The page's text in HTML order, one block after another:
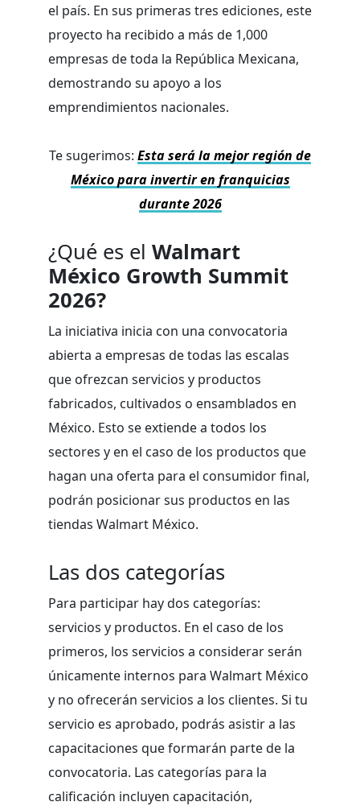
el país. En sus primeras tres ediciones, este
proyecto ha recibido a más de 1,000
empresas de toda la República Mexicana,
demostrando su apoyo a los
emprendimientos nacionales.
Te sugerimos: Esta será la mejor región de
México para invertir en franquicias
durante 2026
¿Qué es el Walmart
México Growth Summit
2026?
La iniciativa inicia con una convocatoria
abierta a empresas de todas las escalas
que ofrezcan servicios y productos
fabricados, cultivados o ensamblados en
México. Esto se extiende a todos los
sectores y en el caso de los productos que
hagan una oferta para el consumidor final,
podrán posicionar sus productos en las
tiendas Walmart México.
Las dos categorías
Para participar hay dos categorías:
servicios y productos. En el caso de los
primeros, los servicios a considerar serán
únicamente internos para Walmart México
y no ofrecerán servicios a los clientes. Si tu
servicio es aprobado, podrás asistir a las
capacitaciones que formarán parte de la
convocatoria. Las categorías para la
calificación incluyen capacitación,